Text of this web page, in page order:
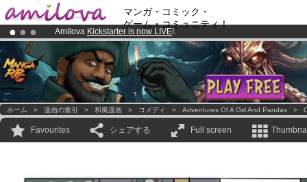
マンガ・コミック・
ゲーム・コミュニティ！
Amilova Kickstarter is now LIVE!.
Premium membership from3.95 eurosper month !Get membership
Already 100000 membersand 1000 comics & mangas!.
ホーム > 漫画の索引 > 和風漫画 > コメディ > Adventures Of A Girl And Pandas >
Favourites シェアする Full screen